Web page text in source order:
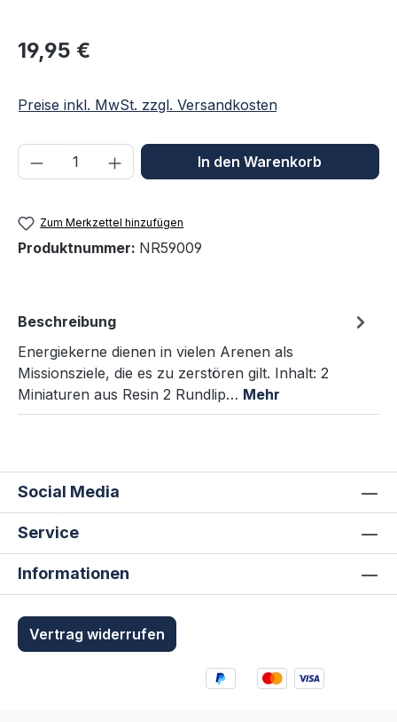
Regulärer Preis:
19,95 €
Preise inkl. MwSt. zzgl. Versandkosten
Produkt Anzahl: Gib denIn den Warenkorb
Zum Merkzettel hinzufügen
Produktnummer: NR59009
Beschreibung
Energiekerne dienen in vielen Arenen als
Missionsziele, die es zu zerstören gilt. Inhalt: 2
Miniaturen aus Resin 2 Rundlip… Mehr
Social Media
Service
Informationen
Vertrag widerrufen